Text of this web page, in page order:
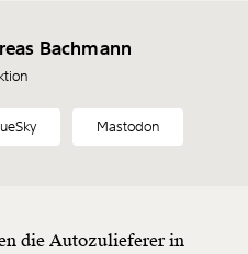
Bachmann
Mastodon
die Autozulieferer in